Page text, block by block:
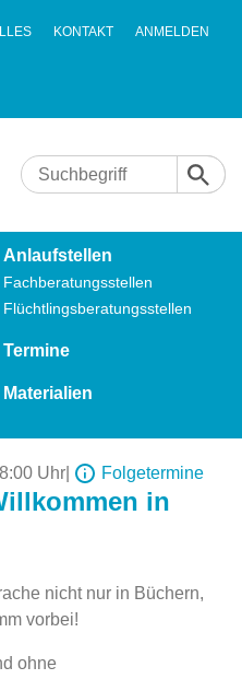
KONTAKT ANMELDEN
Anlaufstellen
Fachberatungsstellen
Flüchtlingsberatungsstellen
Termine
Materialien
Uhr Folgetermine
in
nicht nur in Büchern,
vorbei!
ohne